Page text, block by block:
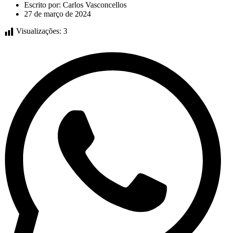
Escrito por: Carlos Vasconcellos
27 de março de 2024
Visualizações: 3